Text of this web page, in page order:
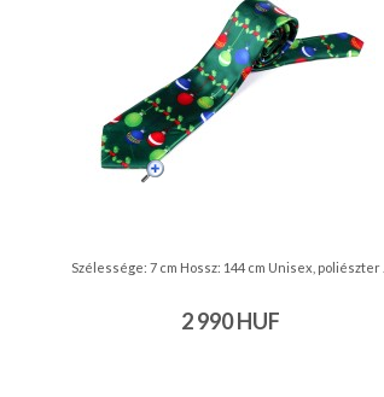
Szélessége: 7 cm Hossz: 144 cm Unisex, poliészter ...
2 990HUF